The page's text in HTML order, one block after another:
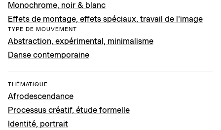
Monochrome, noir & blanc
Effets de montage, effets spéciaux, travail de l'image
TYPE DE MOUVEMENT
Abstraction, expérimental, minimalisme
Danse contemporaine
THÉMATIQUE
Afrodescendance
Processus créatif, étude formelle
Identité, portrait